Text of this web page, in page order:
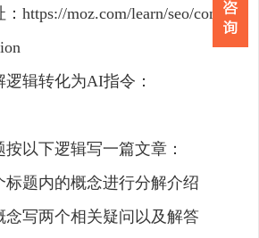
https://moz.com/learn/seo/conver
辑转化为AI指令：
以下逻辑写一篇文章：
标题内的概念进行分解介绍
念写两个相关疑问以及解答